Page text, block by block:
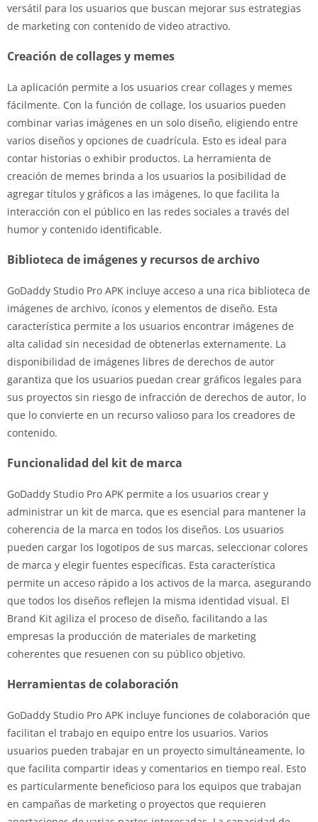
versátil para los usuarios que buscan mejorar sus estrategias
de marketing con contenido de video atractivo.
Creación de collages y memes
La aplicación permite a los usuarios crear collages y memes
fácilmente. Con la función de collage, los usuarios pueden
combinar varias imágenes en un solo diseño, eligiendo entre
varios diseños y opciones de cuadrícula. Esto es ideal para
contar historias o exhibir productos. La herramienta de
creación de memes brinda a los usuarios la posibilidad de
agregar títulos y gráficos a las imágenes, lo que facilita la
interacción con el público en las redes sociales a través del
humor y contenido identificable.
Biblioteca de imágenes y recursos de archivo
GoDaddy Studio Pro APK incluye acceso a una rica biblioteca de
imágenes de archivo, íconos y elementos de diseño. Esta
característica permite a los usuarios encontrar imágenes de
alta calidad sin necesidad de obtenerlas externamente. La
disponibilidad de imágenes libres de derechos de autor
garantiza que los usuarios puedan crear gráficos legales para
sus proyectos sin riesgo de infracción de derechos de autor, lo
que lo convierte en un recurso valioso para los creadores de
contenido.
Funcionalidad del kit de marca
GoDaddy Studio Pro APK permite a los usuarios crear y
administrar un kit de marca, que es esencial para mantener la
coherencia de la marca en todos los diseños. Los usuarios
pueden cargar los logotipos de sus marcas, seleccionar colores
de marca y elegir fuentes específicas. Esta característica
permite un acceso rápido a los activos de la marca, asegurando
que todos los diseños reflejen la misma identidad visual. El
Brand Kit agiliza el proceso de diseño, facilitando a las
empresas la producción de materiales de marketing
coherentes que resuenen con su público objetivo.
Herramientas de colaboración
GoDaddy Studio Pro APK incluye funciones de colaboración que
facilitan el trabajo en equipo entre los usuarios. Varios
usuarios pueden trabajar en un proyecto simultáneamente, lo
que facilita compartir ideas y comentarios en tiempo real. Esto
es particularmente beneficioso para los equipos que trabajan
en campañas de marketing o proyectos que requieren